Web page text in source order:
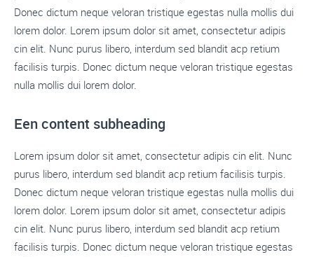
Donec dictum neque veloran tristique egestas nulla mollis dui
lorem dolor. Lorem ipsum dolor sit amet, consectetur adipis
cin elit. Nunc purus libero, interdum sed blandit acp retium
facilisis turpis. Donec dictum neque veloran tristique egestas
nulla mollis dui lorem dolor.
Een content subheading
Lorem ipsum dolor sit amet, consectetur adipis cin elit. Nunc
purus libero, interdum sed blandit acp retium facilisis turpis.
Donec dictum neque veloran tristique egestas nulla mollis dui
lorem dolor. Lorem ipsum dolor sit amet, consectetur adipis
cin elit. Nunc purus libero, interdum sed blandit acp retium
facilisis turpis. Donec dictum neque veloran tristique egestas